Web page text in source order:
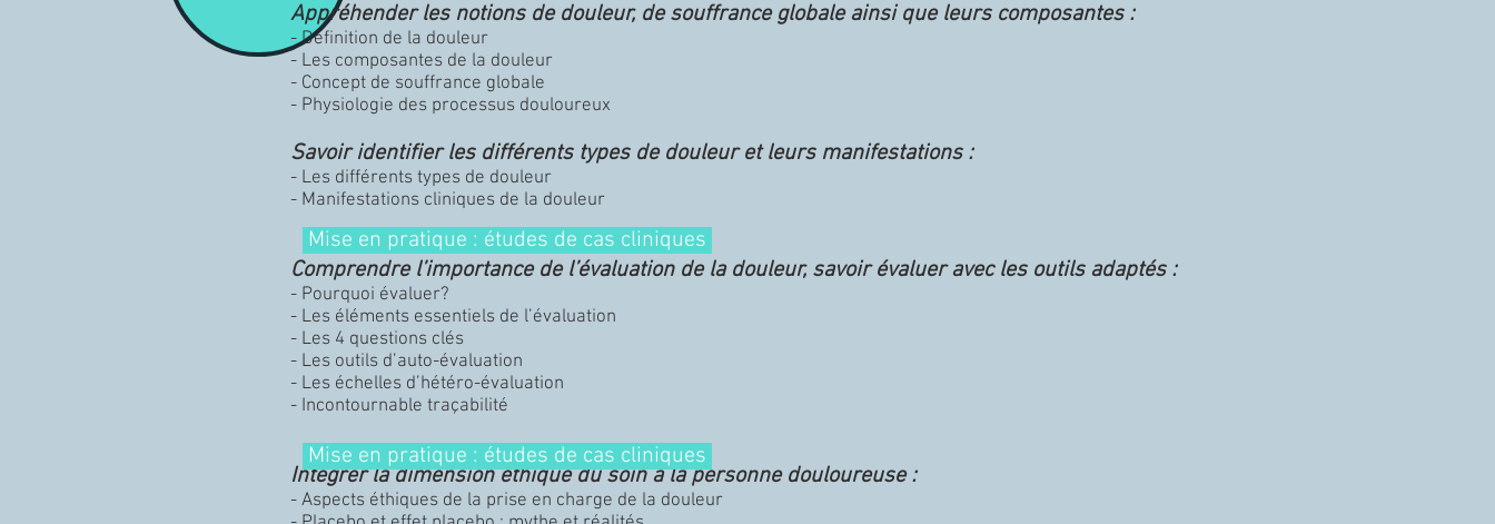
Appréhender les notions de douleur, de souffrance globale ainsi que leurs composantes :
- Définition de la douleur
- Les composantes de la douleur
- Concept de souffrance globale
- Physiologie des processus douloureux
Savoir identifier les différents types de douleur et leurs manifestations :
- Les différents types de douleur
- Manifestations cliniques de la douleur
Comprendre l’importance de l’évaluation de la douleur, savoir évaluer avec les outils adaptés :
- Pourquoi évaluer?
- Les éléments essentiels de l’évaluation
- Les 4 questions clés
- Les outils d’auto-évaluation
- Les échelles d’hétéro-évaluation
- Incontournable traçabilité
Intégrer la dimension éthique du soin à la personne douloureuse :
- Aspects éthiques de la prise en charge de la douleur
Mise en pratique : études de cas cliniques
Mise en pratique : études de cas cliniques